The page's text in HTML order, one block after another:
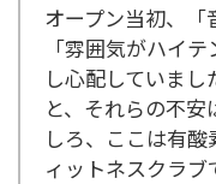
オープン当初、
「雰囲気がハイ
し心配していま
と、それらの不
しろ、ここは有
ィットネスクラ